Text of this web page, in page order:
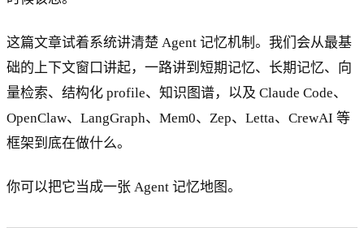
这篇文章试着系统讲清楚 Agent 记忆机制。我们会从最基
础的上下文窗口讲起，一路讲到短期记忆、长期记忆、向
量检索、结构化 profile、知识图谱，以及 Claude Code、
OpenClaw、LangGraph、Mem0、Zep、Letta、CrewAI 等
框架到底在做什么。
你可以把它当成一张 Agent 记忆地图。